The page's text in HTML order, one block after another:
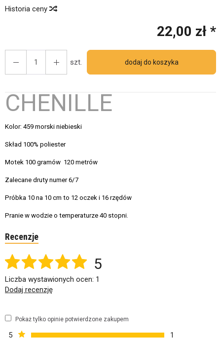
Historia ceny
22,00 zł *
szt. dodaj do koszyka
CHENILLE
Kolor: 459 morski niebieski
Skład 100% poliester
Motek 100 gramów 120 metrów
Zalecane druty numer 6/7
Próbka 10 na 10 cm to 12 oczek i 16 rzędów
Pranie w wodzie o temperaturze 40 stopni.
Recenzje
5
Liczba wystawionych ocen: 1
Dodaj recenzję
Pokaż tylko opinie potwierdzone zakupem
5
1